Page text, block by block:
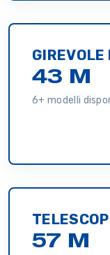
GIREVOLE
43 M
6+ modelli
57 M